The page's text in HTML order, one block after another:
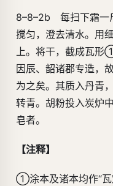
8–8–2b 每扫下霜一
搅匀，澄去清水。用
上。将干，截成瓦形
因辰、韶诸郡专造，
为之矣。其质入丹青
转青。胡粉投入炭炉
皂者。
【注释】
①涂本及诸本均作“瓦